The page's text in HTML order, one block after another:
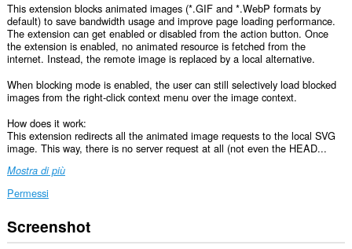
This extension blocks animated images (*.GIF and *.WebP formats by
default) to save bandwidth usage and improve page loading performance.
The extension can get enabled or disabled from the action button. Once
the extension is enabled, no animated resource is fetched from the
internet. Instead, the remote image is replaced by a local alternative.
When blocking mode is enabled, the user can still selectively load blocked
images from the right-click context menu over the image context.
How does it work:
This extension redirects all the animated image requests to the local SVG
image. This way, there is no server request at all (not even the HEAD...
Mostra di più
Permessi
Questa
estensione
Screenshot